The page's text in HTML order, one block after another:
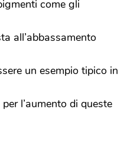
come gli
all’abbassamento
un esempio tipico in
l’aumento di queste